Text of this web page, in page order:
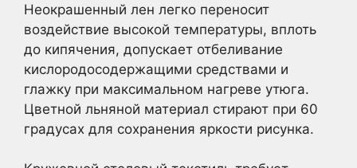
Неокрашенный лен легко переносит
воздействие высокой температуры, вплоть
до кипячения, допускает отбеливание
кислородосодержащими средствами и
глажку при максимальном нагреве утюга.
Цветной льняной материал стирают при 60
градусах для сохранения яркости рисунка.